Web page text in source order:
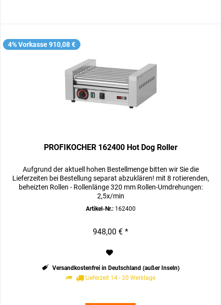
4% Vorkasse 910,08 €
PROFIKOCHER 162400 Hot Dog Roller
Aufgrund der aktuell hohen Bestellmenge bitten wir Sie die
Lieferzeiten bei Bestellung separat abzuklären! mit 8 rotierenden,
beheizten Rollen - Rollenlänge 320 mm Rollen-Umdrehungen:
2,5x/min
Artikel-Nr.:162400
948,00 € *
Versandkostenfrei in Deutschland (außer Inseln)
Lieferzeit 14 - 20 Werktage